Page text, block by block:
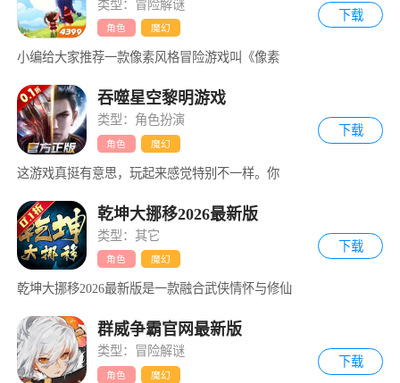
类型：冒险解谜
角色 魔幻
下载
小编给大家推荐一款像素风格冒险游戏叫《像素
吞噬星空黎明游戏
类型：角色扮演
角色 魔幻
下载
这游戏真挺有意思，玩起来感觉特别不一样。你
乾坤大挪移2026最新版
类型：其它
角色 魔幻
下载
乾坤大挪移2026最新版是一款融合武侠情怀与修仙
群威争霸官网最新版
类型：冒险解谜
角色 魔幻
下载